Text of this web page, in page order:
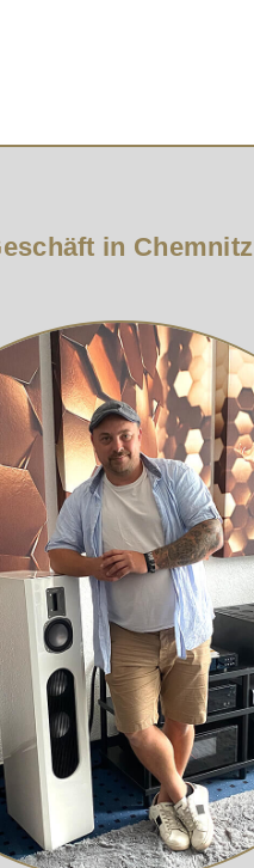
in Chemnitz